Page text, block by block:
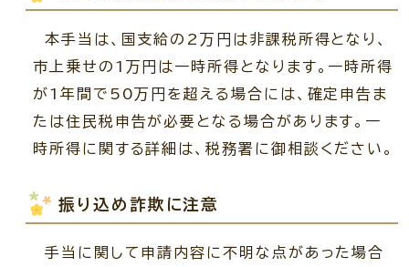
本手当は、国支給の2万円は非課税所得となり、
市上乗せの1万円は一時所得となります。一時所得
が1年間で50万円を超える場合には、確定申告ま
たは住民税申告が必要となる場合があります。一
時所得に関する詳細は、税務署に御相談ください。
振り込め詐欺に注意
手当に関して申請内容に不明な点があった場合